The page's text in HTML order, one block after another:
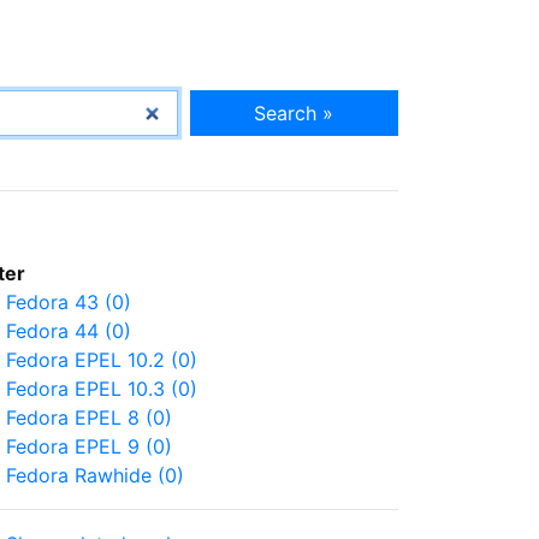
Search »
Fedora 43 (0)
Fedora 44 (0)
Fedora EPEL 10.2 (0)
Fedora EPEL 10.3 (0)
Fedora EPEL 8 (0)
Fedora EPEL 9 (0)
Fedora Rawhide (0)